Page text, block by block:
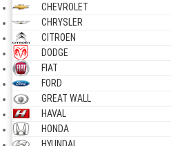
CHEVROLET
CHRYSLER
CITROEN
DODGE
FIAT
FORD
GREAT WALL
HAVAL
HONDA
HYUNDAI